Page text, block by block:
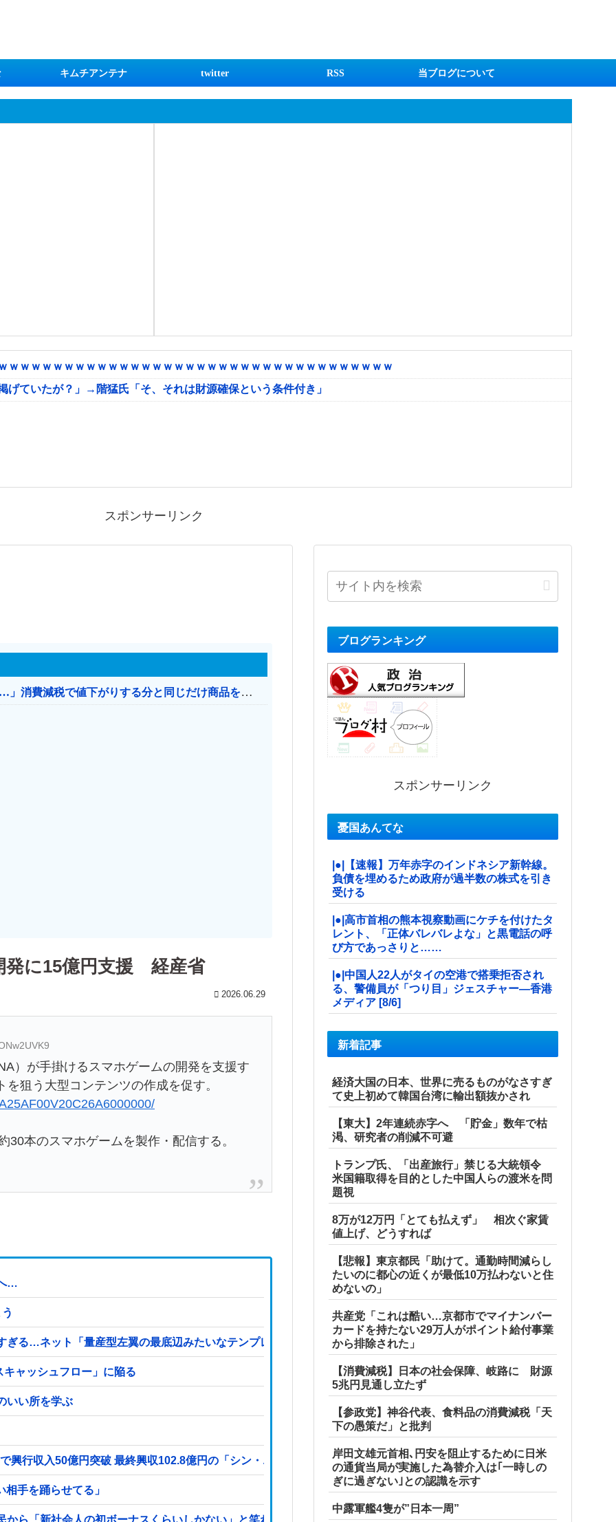
キムチアンテナ twitter RSS 当ブログについて
ｗｗｗｗｗｗｗｗｗｗｗｗｗｗｗｗｗｗｗｗｗｗｗｗｗｗｗｗｗｗｗｗｗｗ
ていたが？」→階猛氏「そ、それは財源確保という条件付き」
スポンサーリンク
【消費税率1％】 「下げるのが筋なんですけど…」消費減税で値下がりする分と同じだけ商品を値上げして店頭価格を変えない店も
発に15億円支援 経産省
2026.06.29
）が手掛けるスマホゲームの開発を支援す
狙う大型コンテンツの作成を促す。
本のスマホゲームを製作・配信する。
…
る…ネット「量産型左翼の最底辺みたいなテンプレ左翼カルト陰謀妄想漫画しか描けなくなってる」
ャッシュフロー」に陥る
いい所を学ぶ
興行収入50億円突破 最終興収102.8億円の「シン・エヴァ」に並ぶペース
手を踊らせてる」
ブログランキング
スポンサーリンク
憂国あんてな
|●|【速報】万年赤字のインドネシア新幹線。
負債を埋めるため政府が過半数の株式を引き
受ける
|●|高市首相の熊本視察動画にケチを付けたタ
レント、「正体バレバレよな」と黒電話の呼
び方であっさりと……
|●|中国人22人がタイの空港で搭乗拒否され
る、警備員が「つり目」ジェスチャー―香港
メディア [8/6]
新着記事
経済大国の日本、世界に売るものがなさすぎ
て史上初めて韓国台湾に輸出額抜かされ
【東大】2年連続赤字へ 「貯金」数年で枯
渇、研究者の削減不可避
トランプ氏、「出産旅行」禁じる大統領令
米国籍取得を目的とした中国人らの渡米を問
題視
8万が12万円「とても払えず」 相次ぐ家賃
値上げ、どうすれば
【悲報】東京都民「助けて。通勤時間減らし
たいのに都心の近くが最低10万払わないと住
めないの」
共産党「これは酷い…京都市でマイナンバー
カードを持たない29万人がポイント給付事業
から排除された」
【消費減税】日本の社会保障、岐路に 財源
5兆円見通し立たず
【参政党】神谷代表、食料品の消費減税「天
下の愚策だ」と批判
岸田文雄元首相､円安を阻止するために日米
の通貨当局が実施した為替介入は｢一時しの
ぎに過ぎない｣との認識を示す
中露軍艦4隻が”日本一周”